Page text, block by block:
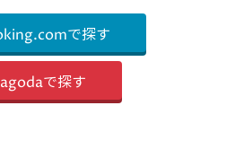
で探す
agodaで探す